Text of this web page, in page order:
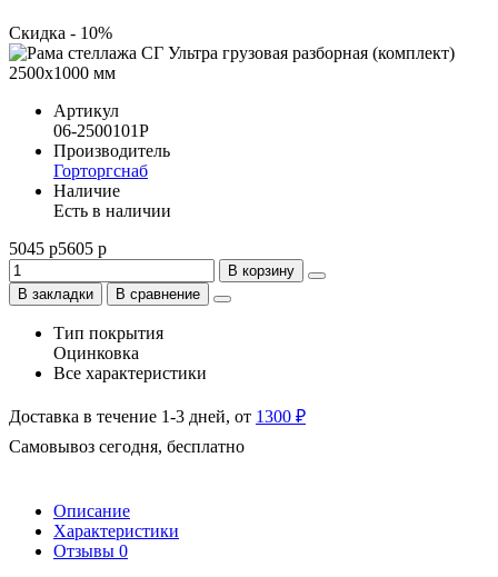
Скидка - 10%
Артикул
06-2500101Р
Производитель
Горторгснаб
Наличие
Есть в наличии
5045 р5605 р
В корзину
В закладки
В сравнение
Тип покрытия
Оцинковка
Все характеристики
Доставка в течение 1-3 дней, от 1300 ₽
Самовывоз сегодня, бесплатно
Описание
Характеристики
Отзывы 0